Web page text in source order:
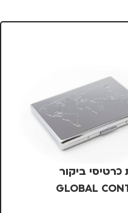
ביקור
GLOBAL